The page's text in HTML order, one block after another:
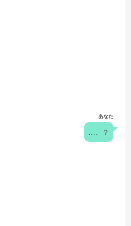
あなた
…、？